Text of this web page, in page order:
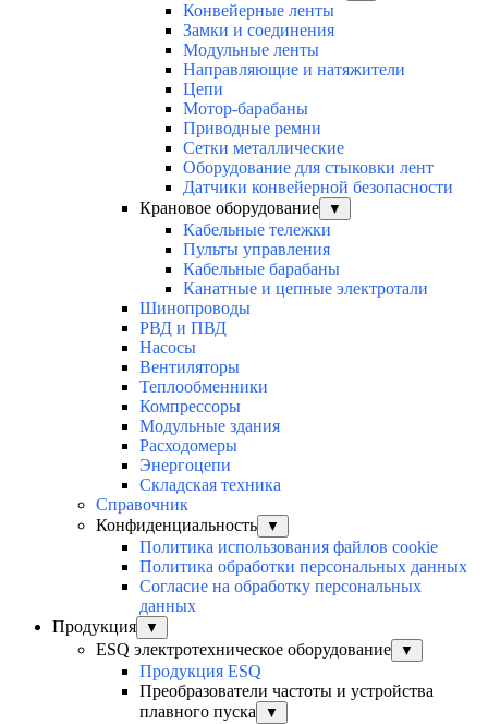
Конвейерные ленты
Замки и соединения
Модульные ленты
Направляющие и натяжители
Цепи
Мотор-барабаны
Приводные ремни
Сетки металлические
Оборудование для стыковки лент
Датчики конвейерной безопасности
Крановое оборудование
▼
Кабельные тележки
Пульты управления
Кабельные барабаны
Канатные и цепные электротали
Шинопроводы
РВД и ПВД
Насосы
Вентиляторы
Теплообменники
Компрессоры
Модульные здания
Расходомеры
Энергоцепи
Складская техника
Справочник
Конфиденциальность
▼
Политика использования файлов cookie
Политика обработки персональных данных
Согласие на обработку персональных
данных
Продукция
▼
ESQ электротехническое оборудование ▼
Продукция ESQ
Преобразователи частоты и устройства
плавного пуска
▼